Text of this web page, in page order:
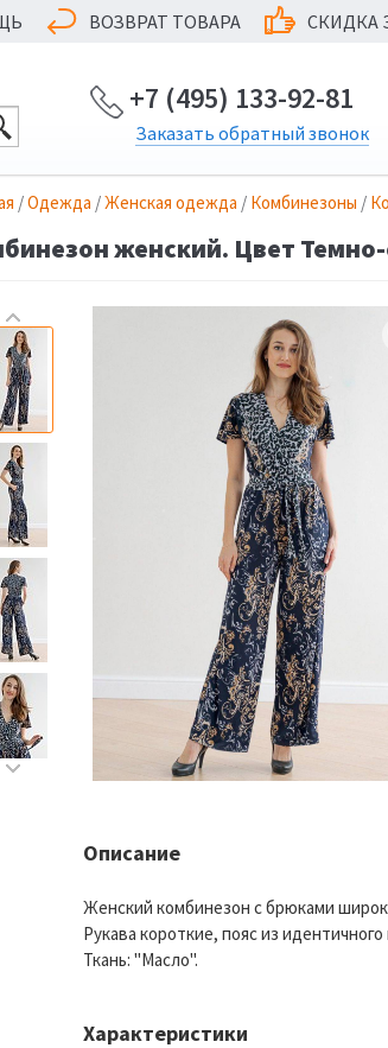
ВОЗВРАТ ТОВАРА СКИДКА
+7 (495) 133-92-81
Заказать обратный звонок
/Одежда /Женская одежда / Комбинезоны /
женский. Цвет
Описание
Женский комбинезон с брюками
Рукава короткие, пояс из
Ткань: "Масло".
Характеристики